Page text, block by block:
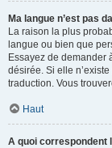
Ma langue n’est pas
La raison la plus
langue ou bien que
Essayez de demander
désirée. Si elle
traduction. Vous
Haut
A quoi correspondent